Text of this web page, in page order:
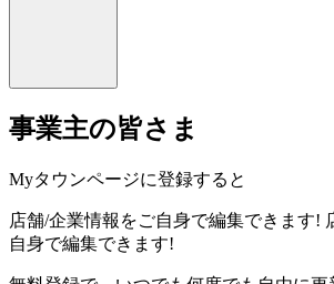
事業主の皆さま
Myタウンページに登録すると
店舗/企業情報をご自身で編集できます!
自身で編集できます!